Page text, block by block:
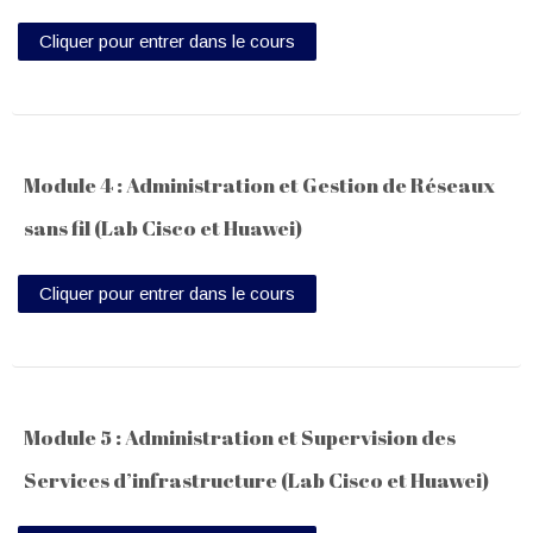
Cliquer pour entrer dans le cours
Module 4 : Administration et Gestion de Réseaux
sans fil (Lab Cisco et Huawei)
Cliquer pour entrer dans le cours
Module 5 : Administration et Supervision des
Services d’infrastructure (Lab Cisco et Huawei)